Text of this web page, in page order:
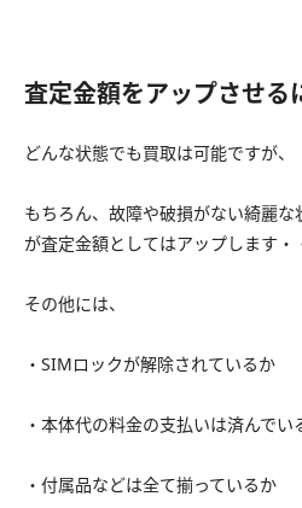
査定金額をアップさせる
どんな状態でも買取は可能ですが、
もちろん、故障や破損がない綺麗
が査定金額としてはアップします・
その他には、
・SIMロックが解除されているか
・本体代の料金の支払いは済んでい
・付属品などは全て揃っているか